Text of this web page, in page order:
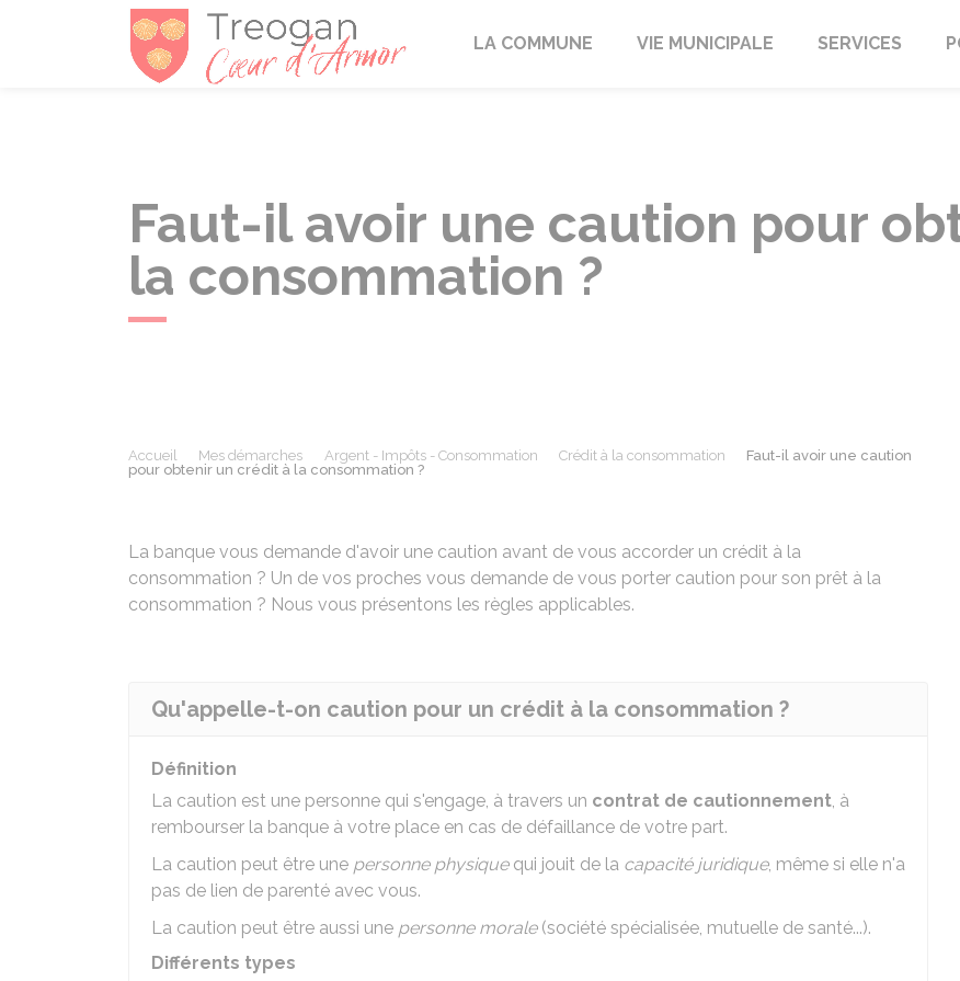
TréoganLA COMMUNE VIE MUNICIPALE SERVICES
Faut-il avoir une caution pour
la consommation ?
Accueil Mes démarches Argent - Impôts - Consommation Crédit à la consommation
Faut-il avoir une caution
pour obtenir un crédit à la consommation ?
La banque vous demande d'avoir une caution avant de vous accorder un crédit à la
consommation ? Un de vos proches vous demande de vous porter caution pour son prêt à la
consommation ? Nous vous présentons les règles applicables.
Qu'appelle-t-on caution pour un crédit à la consommation ?
Définition
La caution est une personne qui s'engage, à travers un contrat de cautionnement, à
rembourser la banque à votre place en cas de défaillance de votre part.
La caution peut être une personne physiquequi jouit de la capacité juridique, même si elle n'a
pas de lien de parenté avec vous.
La caution peut être aussi une personne morale(société spécialisée, mutuelle de santé...).
Différents types